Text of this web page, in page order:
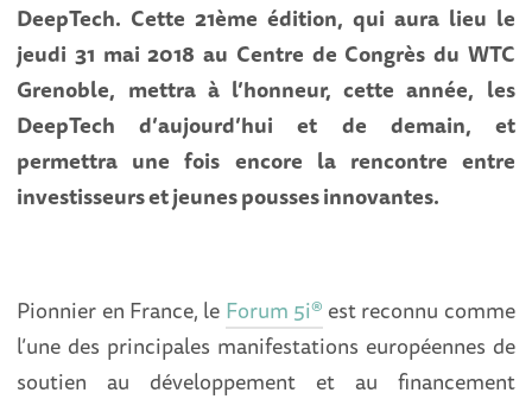
DeepTech. Cette 21ème édition, qui aura lieu le
jeudi 31 mai 2018 au Centre de Congrès du WTC
Grenoble, mettra à l’honneur, cette année, les
DeepTech d’aujourd’hui et de demain, et
permettra une fois encore la rencontre entre
investisseurs et jeunes pousses innovantes.
Pionnier en France, le Forum 5i® est reconnu comme
l’une des principales manifestations européennes de
soutien au développement et au financement